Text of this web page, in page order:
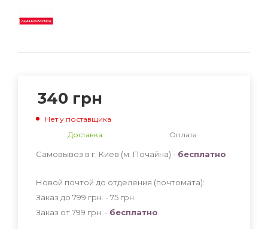
340 грн
Нет у поставщика
Доставка
Оплата
Самовывоз в г. Киев (м. Почайна) - бесплатно
Новой почтой до отделения (почтомата):
Заказ до 799 грн. - 75 грн
Заказ от 799 грн. - бесплатно